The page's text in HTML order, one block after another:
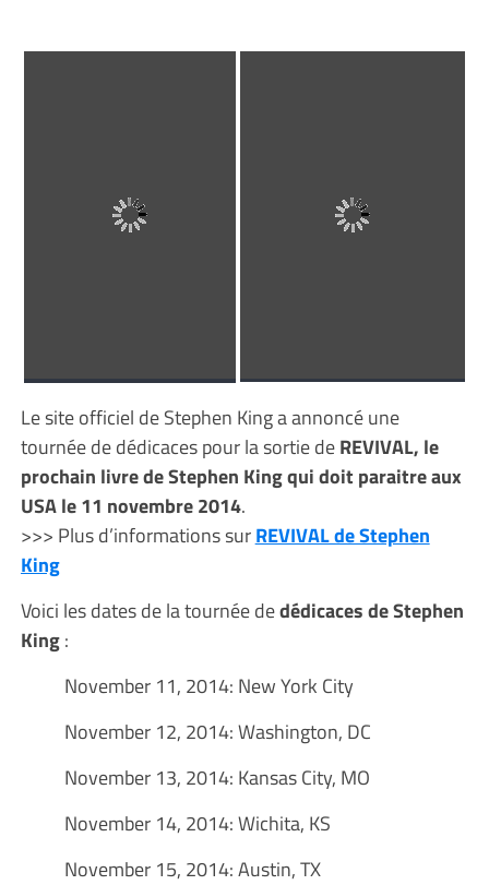
Le site officiel de Stephen King a annoncé une
tournée de dédicaces pour la sortie deREVIVAL, le
prochain livre de Stephen King qui doit paraitre aux
USA le 11 novembre 2014.
>>> Plus d’informations surREVIVAL de Stephen
King
Voici les dates de la tournée dedédicaces de Stephen
King:
November 11, 2014: New York City
November 12, 2014: Washington, DC
November 13, 2014: Kansas City, MO
November 14, 2014: Wichita, KS
November 15, 2014: Austin, TX